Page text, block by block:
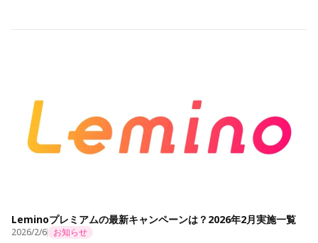
Leminoプレミアムの最新キャンペーンは？2026年2月実施一覧
2026/2/6 お知らせ